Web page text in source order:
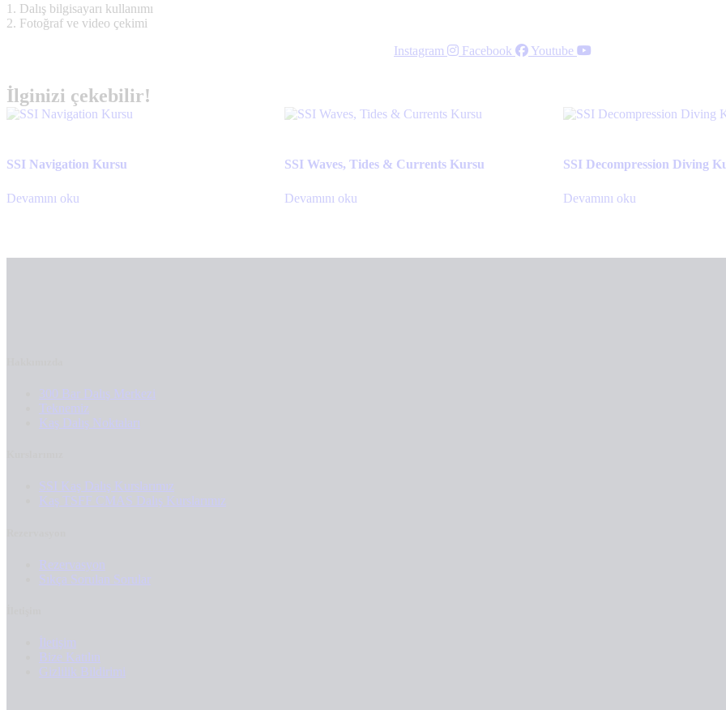
1. Dalış bilgisayarı kullanımı
2. Fotoğraf ve video çekimi
Instagram
Facebook Youtube
İlginizi çekebilir!
SSI Navigation Kursu
Devamını oku
SSI Waves, Tides & Currents Kursu
Devamını oku
SSI Decompression Diving
Devamını oku
300 Bar Dalış Merkezi
Teknemiz
Kaş Dalış Noktaları
SSI Kaş Dalış Kurslarımız
Kaş TSFF CMAS Dalış Kurslarımız
Rezervasyon
Sıkça Sorulan Sorular
İletişim
Bize Katılın
Gizlilik Bildirimi